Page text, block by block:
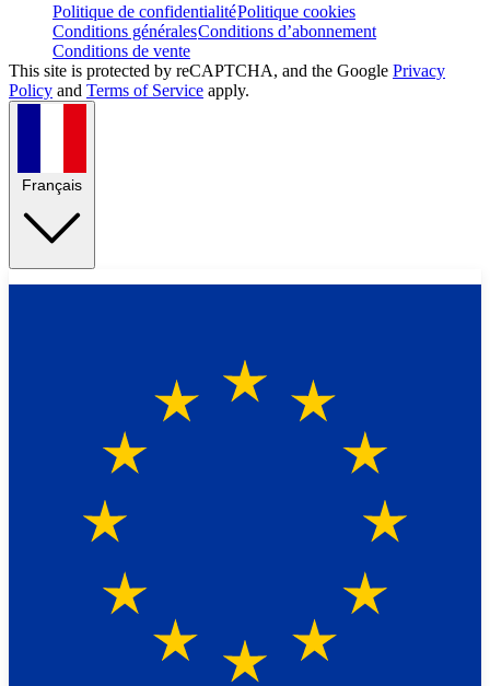
Politique de confidentialitéPolitique cookies
Conditions généralesConditions d’abonnement
Conditions de vente
This site is protected by reCAPTCHA, and the Google Privacy
Policy and Terms of Service apply.
Français